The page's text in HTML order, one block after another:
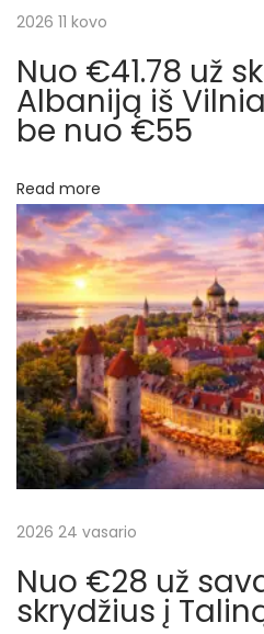
a
t
a
r
p
į
r
a
š
ų
n
u
t
ė
7
d
i
e
n
ų
k
e
l
i
o
R
2026 11 kovo
Nuo €41.78 už
Albaniją iš
be nuo €55
Read more
2026 24 vasario
Nuo €28 už
skrydžius į